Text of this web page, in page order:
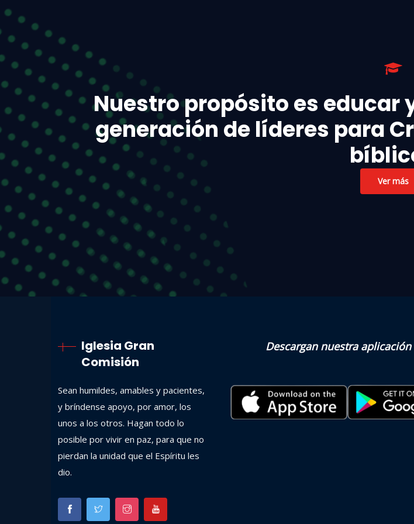
Nuestro propósito es educar
generación de líderes para
Ver más
Iglesia Gran
Comisión
Sean humildes, amables y pacientes,
y bríndense apoyo, por amor, los
unos a los otros. Hagan todo lo
posible por vivir en paz, para que no
pierdan la unidad que el Espíritu les
dio.
Descargan nuestra aplicación